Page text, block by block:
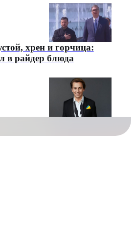
хрен и горчица:
в райдер блюда